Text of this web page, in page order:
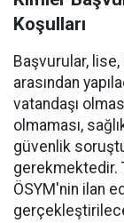
Koşulları
Başvurular,
arasından
vatandaşı
olmaması,
güvenlik
gerekmektedir.
ÖSYM'nin ilan